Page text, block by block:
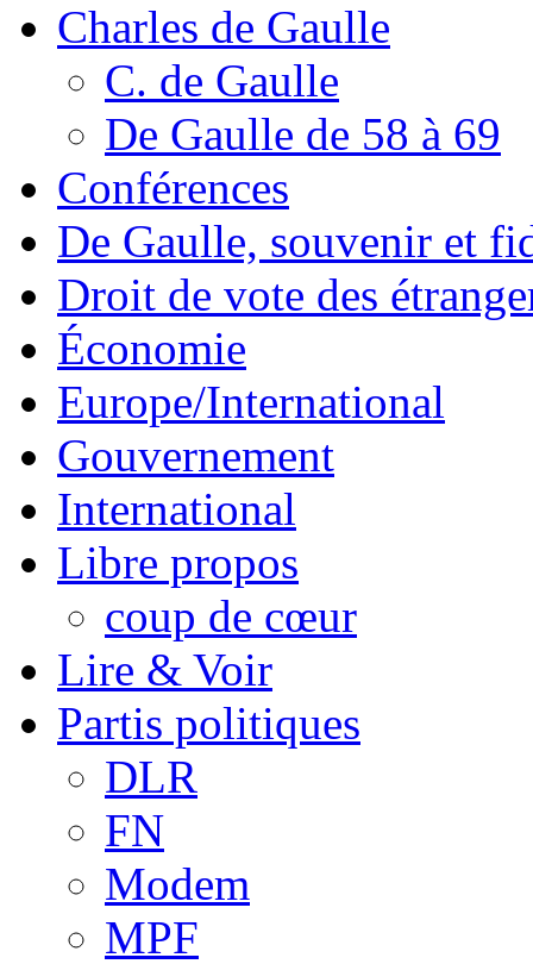
Charles de Gaulle
C. de Gaulle
De Gaulle de 58 à 69
Conférences
De Gaulle, souvenir et
Droit de vote des
Économie
Europe/International
Gouvernement
International
Libre propos
coup de cœur
Lire & Voir
Partis politiques
DLR
FN
Modem
MPF